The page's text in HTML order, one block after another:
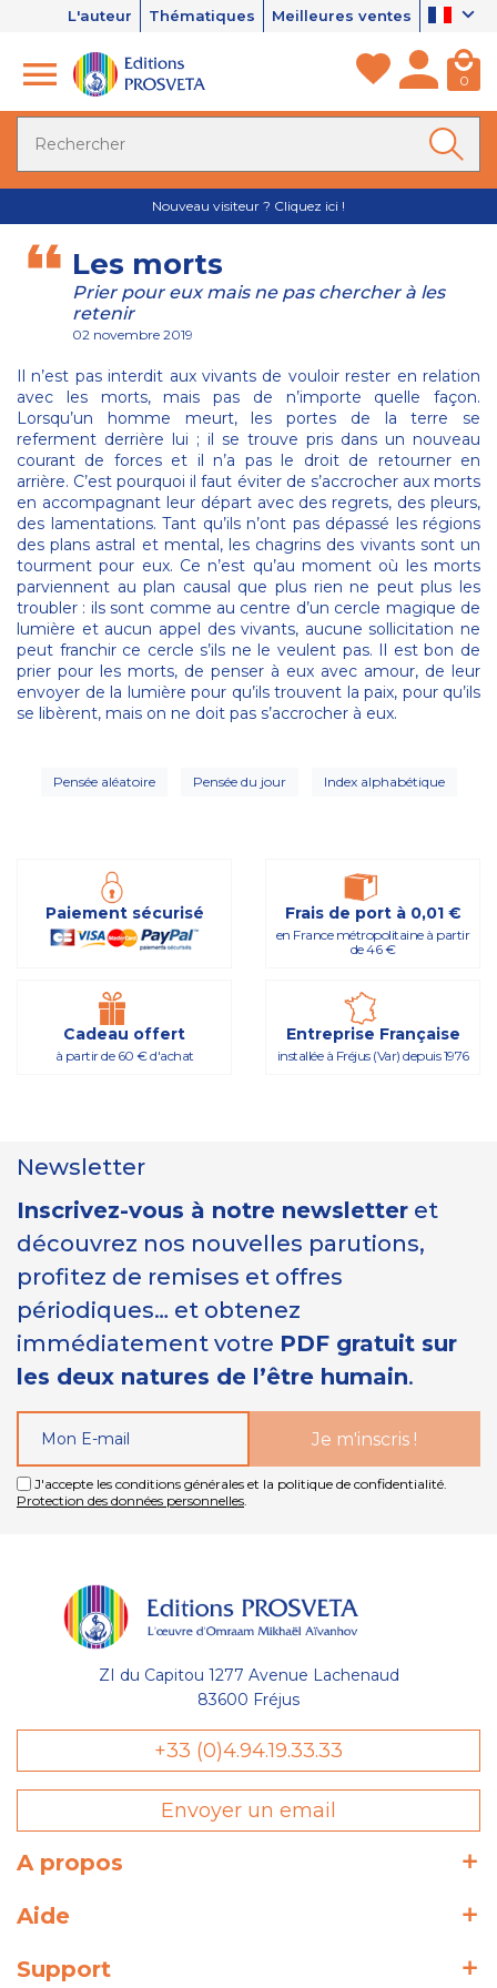
L'auteur Thématiques Meilleures ventes
0
Nouveau visiteur ? Cliquez ici !
Les morts
Prier pour eux mais ne pas chercher à les
retenir
02 novembre 2019
Il n’est pas interdit aux vivants de vouloir rester en relation
avec les morts, mais pas de n’importe quelle façon.
Lorsqu’un homme meurt, les portes de la terre se
referment derrière lui ; il se trouve pris dans un nouveau
courant de forces et il n’a pas le droit de retourner en
arrière. C’est pourquoi il faut éviter de s’accrocher aux morts
en accompagnant leur départ avec des regrets, des pleurs,
des lamentations. Tant qu’ils n’ont pas dépassé les régions
des plans astral et mental, les chagrins des vivants sont un
tourment pour eux. Ce n’est qu’au moment où les morts
parviennent au plan causal que plus rien ne peut plus les
troubler : ils sont comme au centre d’un cercle magique de
lumière et aucun appel des vivants, aucune sollicitation ne
peut franchir ce cercle s’ils ne le veulent pas. Il est bon de
prier pour les morts, de penser à eux avec amour, de leur
envoyer de la lumière pour qu’ils trouvent la paix, pour qu’ils
se libèrent, mais on ne doit pas s’accrocher à eux.
Pensée aléatoire Pensée du jour Index alphabétique
Paiement sécurisé Frais de port à 0,01 €
en France métropolitaine à partir
de 46 €
Cadeau offert
à partir de 60 € d'achat
Entreprise Française
installée à Fréjus (Var) depuis 1976
Newsletter
Inscrivez-vous à notre newsletter et
découvrez nos nouvelles parutions,
profitez de remises et offres
périodiques… et obtenez
immédiatement votre PDF gratuit sur
les deux natures de l’être humain.
J'accepte les conditions générales et la politique de confidentialité.
Protection des données personnelles.
ZI du Capitou 1277 Avenue Lachenaud
83600 Fréjus
+33 (0)4.94.19.33.33
Envoyer un email
A propos
Aide
Support